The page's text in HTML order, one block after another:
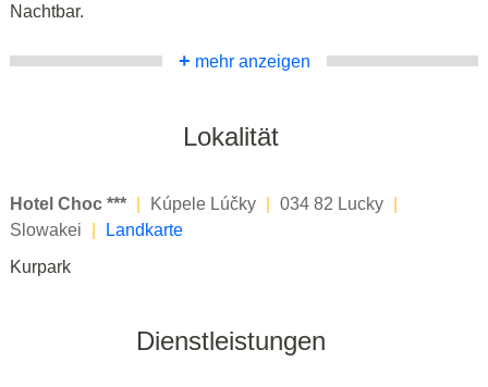
Nachtbar.
+ mehr anzeigen
Lokalität
Hotel Choc *** Kúpele Lúčky 034 82 Lucky
Slowakei
Landkarte
Kurpark
Dienstleistungen